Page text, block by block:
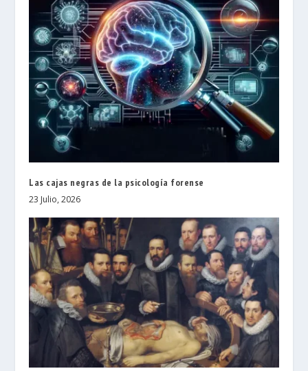
Las cajas negras de la psicología forense
23 Julio, 2026